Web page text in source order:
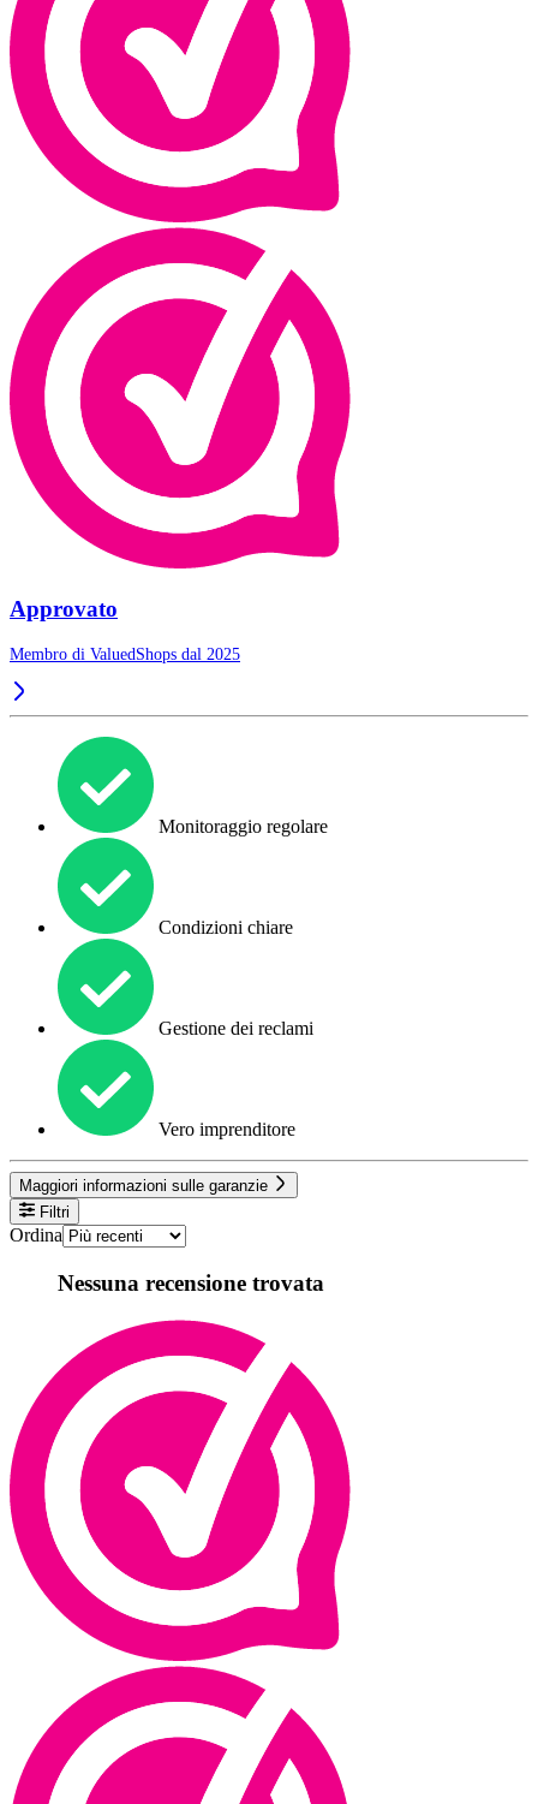
Approvato
Membro di ValuedShops dal 2025
Monitoraggio regolare
Condizioni chiare
Gestione dei reclami
Vero imprenditore
Maggiori informazioni sulle garanzie
Filtri
Ordina
Nessuna recensione trovata